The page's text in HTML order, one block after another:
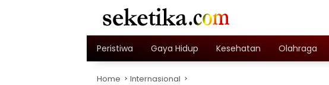
Peristiwa Gaya Hidup Kesehatan Olahraga
Home Internasional